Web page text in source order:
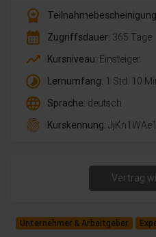
workspace_premium
calendar_month Zugriffsdauer: 365 Tage
trending_up Kursniveau: Einsteiger
timelapse Lernumfang: 1 Std. 10
language Sprache: deutsch
fingerprint Kurskennung:
Vertrag
Unternehmer & Arbeitgeber